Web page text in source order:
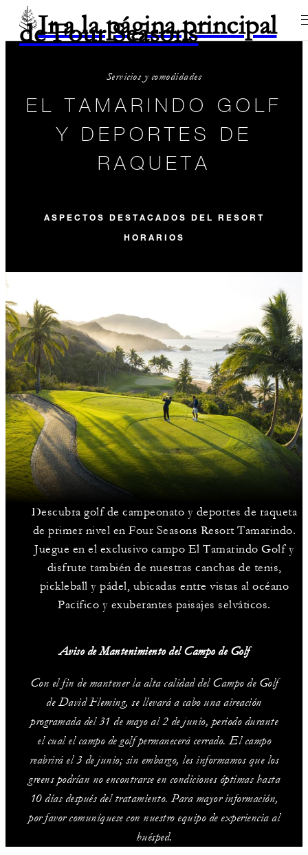
Ir a la página principal
de Four Seasons
Servicios y comodidades
EL TAMARINDO GOLF
Y DEPORTES DE
RAQUETA
ASPECTOS DESTACADOS DEL RESORT
HORARIOS
Descubra golf de campeonato y deportes de raqueta
de primer nivel en Four Seasons Resort Tamarindo.
Juegue en el exclusivo campo El Tamarindo Golf y
disfrute también de nuestras canchas de tenis,
pickleball y pádel, ubicadas entre vistas al océano
Pacífico y exuberantes paisajes selváticos.
Aviso de Mantenimiento del Campo de Golf
Con el fin de mantener la alta calidad del Campo de Golf
de David Fleming, se llevará a cabo una aireación
programada del 31 de mayo al 2 de junio, periodo durante
el cual el campo de golf permanecerá cerrado. El campo
reabrirá el 3 de junio; sin embargo, les informamos que los
greens podrían no encontrarse en condiciones óptimas hasta
10 días después del tratamiento. Para mayor información,
por favor comuníquese con nuestro equipo de experiencia al
huésped.